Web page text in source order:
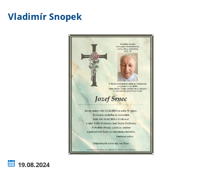
Vladimír Snopek
19.08.2024